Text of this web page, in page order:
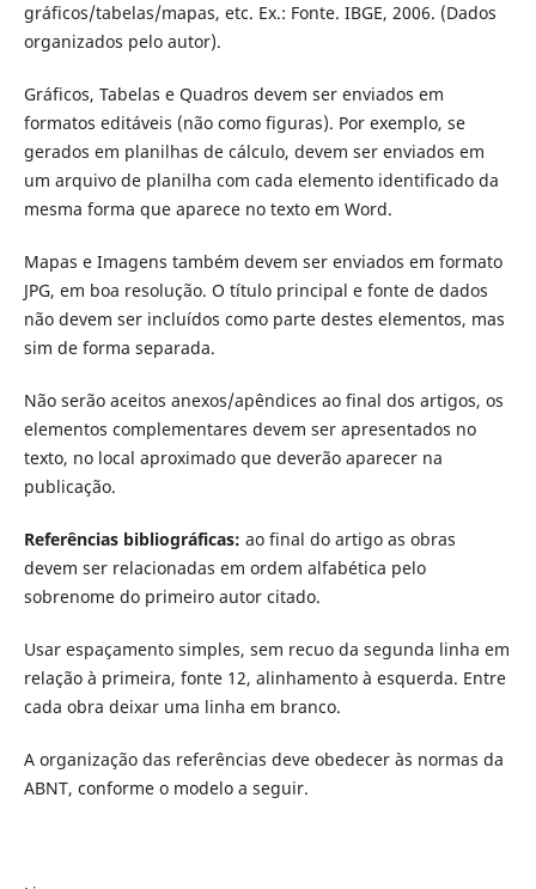
gráficos/tabelas/mapas, etc. Ex.: Fonte. IBGE, 2006. (Dados
organizados pelo autor).
Gráficos, Tabelas e Quadros devem ser enviados em
formatos editáveis (não como figuras). Por exemplo, se
gerados em planilhas de cálculo, devem ser enviados em
um arquivo de planilha com cada elemento identificado da
mesma forma que aparece no texto em Word.
Mapas e Imagens também devem ser enviados em formato
JPG, em boa resolução. O título principal e fonte de dados
não devem ser incluídos como parte destes elementos, mas
sim de forma separada.
Não serão aceitos anexos/apêndices ao final dos artigos, os
elementos complementares devem ser apresentados no
texto, no local aproximado que deverão aparecer na
publicação.
Referências bibliográficas: ao final do artigo as obras
devem ser relacionadas em ordem alfabética pelo
sobrenome do primeiro autor citado.
Usar espaçamento simples, sem recuo da segunda linha em
relação à primeira, fonte 12, alinhamento à esquerda. Entre
cada obra deixar uma linha em branco.
A organização das referências deve obedecer às normas da
ABNT, conforme o modelo a seguir.